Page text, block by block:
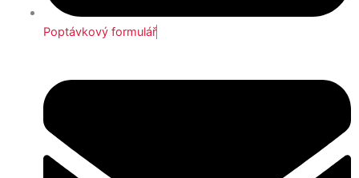
Poptávkový formulář